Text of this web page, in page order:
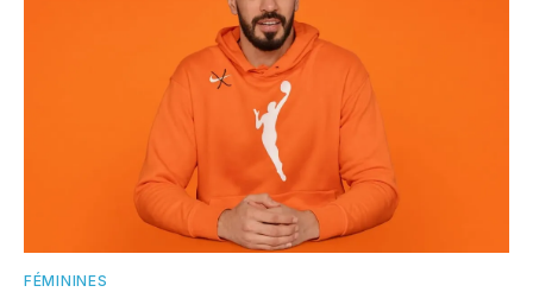
FÉMININES